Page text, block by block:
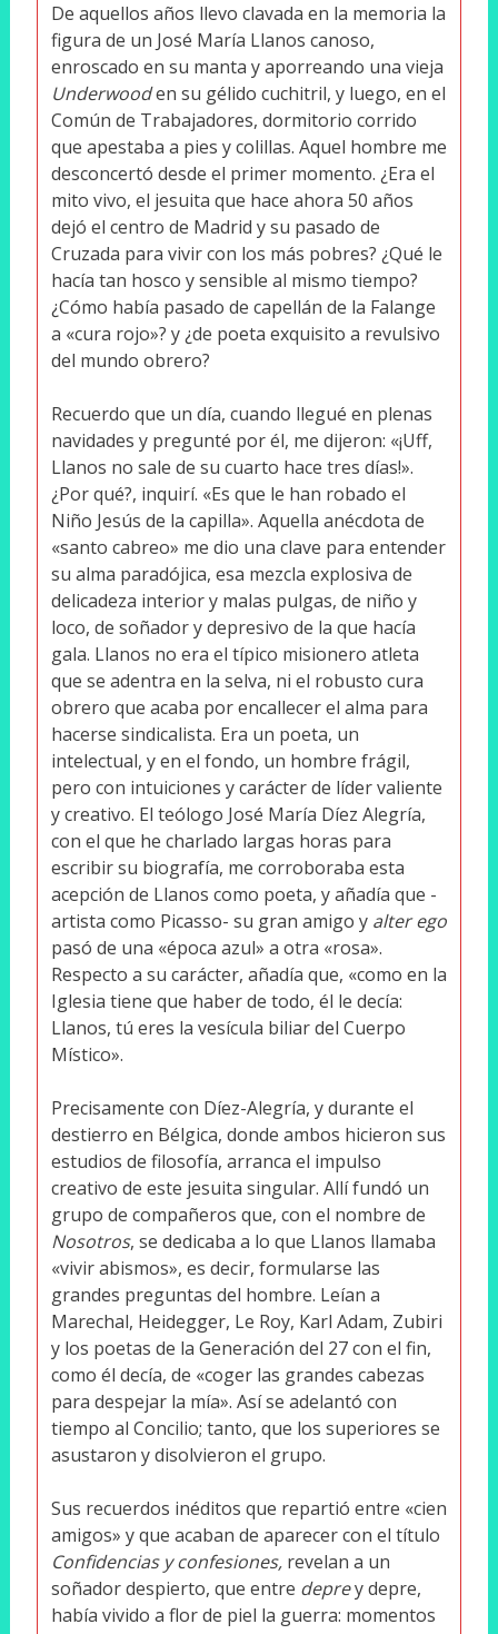
De aquellos años llevo clavada en la memoria la
figura de un José María Llanos canoso,
enroscado en su manta y aporreando una vieja
Underwooden su gélido cuchitril, y luego, en el
Común de Trabajadores, dormitorio corrido
que apestaba a pies y colillas. Aquel hombre me
desconcertó desde el primer momento. ¿Era el
mito vivo, el jesuita que hace ahora 50 años
dejó el centro de Madrid y su pasado de
Cruzada para vivir con los más pobres? ¿Qué le
hacía tan hosco y sensible al mismo tiempo?
¿Cómo había pasado de capellán de la Falange
a «cura rojo»? y ¿de poeta exquisito a revulsivo
del mundo obrero?
Recuerdo que un día, cuando llegué en plenas
navidades y pregunté por él, me dijeron: «¡Uff,
Llanos no sale de su cuarto hace tres días!».
¿Por qué?, inquirí. «Es que le han robado el
Niño Jesús de la capilla». Aquella anécdota de
«santo cabreo» me dio una clave para entender
su alma paradójica, esa mezcla explosiva de
delicadeza interior y malas pulgas, de niño y
loco, de soñador y depresivo de la que hacía
gala. Llanos no era el típico misionero atleta
que se adentra en la selva, ni el robusto cura
obrero que acaba por encallecer el alma para
hacerse sindicalista. Era un poeta, un
intelectual, y en el fondo, un hombre frágil,
pero con intuiciones y carácter de líder valiente
y creativo. El teólogo José María Díez Alegría,
con el que he charlado largas horas para
escribir su biografía, me corroboraba esta
acepción de Llanos como poeta, y añadía que -
artista como Picasso- su gran amigo y alter ego
pasó de una «época azul» a otra «rosa».
Respecto a su carácter, añadía que, «como en la
Iglesia tiene que haber de todo, él le decía:
Llanos, tú eres la vesícula biliar del Cuerpo
Místico».
Precisamente con Díez-Alegría, y durante el
destierro en Bélgica, donde ambos hicieron sus
estudios de filosofía, arranca el impulso
creativo de este jesuita singular. Allí fundó un
grupo de compañeros que, con el nombre de
Nosotros, se dedicaba a lo que Llanos llamaba
«vivir abismos», es decir, formularse las
grandes preguntas del hombre. Leían a
Marechal, Heidegger, Le Roy, Karl Adam, Zubiri
y los poetas de la Generación del 27 con el fin,
como él decía, de «coger las grandes cabezas
para despejar la mía». Así se adelantó con
tiempo al Concilio; tanto, que los superiores se
asustaron y disolvieron el grupo.
Sus recuerdos inéditos que repartió entre «cien
amigos» y que acaban de aparecer con el título
Confidencias y confesiones,revelan a un
soñador despierto, que entre deprey depre,
había vivido a flor de piel la guerra: momentos